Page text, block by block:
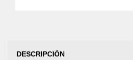
DESCRIPCIÓN